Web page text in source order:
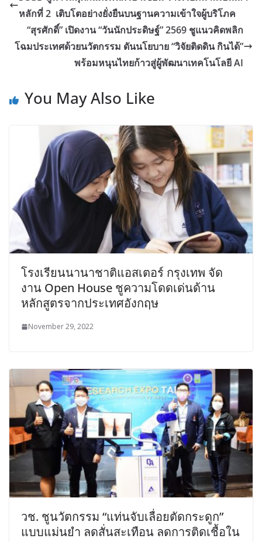
หลักที่ 2 เติบโตอย่างยั่งยืนบนฐานความเข้าใจผู้บริโภค
“สุรศักดิ์” เปิดงาน “วันนักประดิษฐ์” 2569 ชูแนวคิดพลิก
โฉมประเทศด้วยนวัตกรรม ดันนโยบาย “วิจัยติดดิน กินได้”
พร้อมหนุนไทยก้าวสู่ผู้พัฒนาเทคโนโลยี AI
You May Also Like
โรงเรียนนานาชาติแอสเตอร์ กรุงเทพ จัด
งาน Open House ชูความโดดเด่นด้าน
หลักสูตรจากประเทศอังกฤษ
November 29, 2022
วช. ชูนวัตกรรม “แท่นจับเลื่อยตัดกระดูก”
แบบแม่นยำ ลดสั่นสะเทือน ลดการติดเชื้อใน